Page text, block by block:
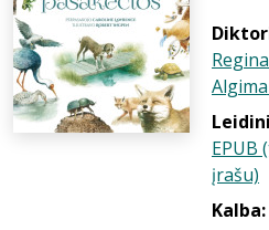
EPUB
įrašu)
Kalba: